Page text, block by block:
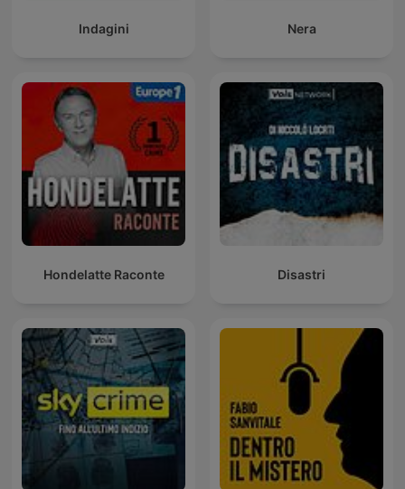
Indagini Nera
Hondelatte Raconte Disastri